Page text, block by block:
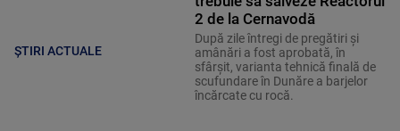
ȘTIRI ACTUALE
2 de la Cernavodă
După zile întregi de pregătiri și
amânări a fost aprobată, în
sfârșit, varianta tehnică finală de
scufundare în Dunăre a barjelor
încărcate cu rocă.